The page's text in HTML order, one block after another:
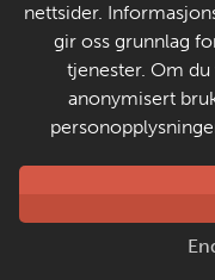
Om
Kontakt
nettsider.
gir oss grunnlag
tjenester. Om
anonymisert